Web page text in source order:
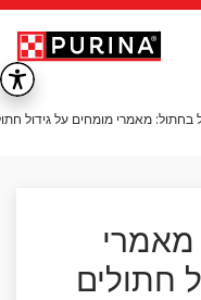
בחתול: מאמרי מומחים על גידול
מאמרי
חתולים